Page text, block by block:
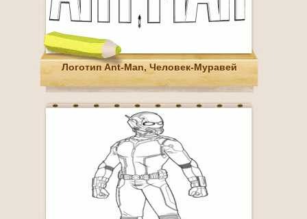
Логотип Ant-Man, Человек-Муравей